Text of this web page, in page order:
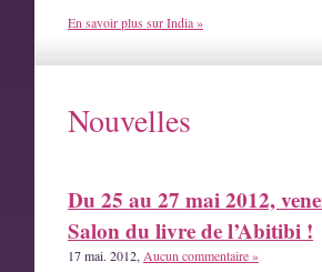
En savoir plus sur India »
Nouvelles
Du 25 au 27 mai 2012,
Salon du livre de l’Abitibi !
17 mai. 2012, Aucun commentaire »